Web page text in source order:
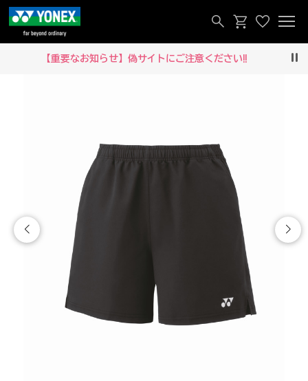
【重要なお知らせ】偽サイトにご注意ください‼